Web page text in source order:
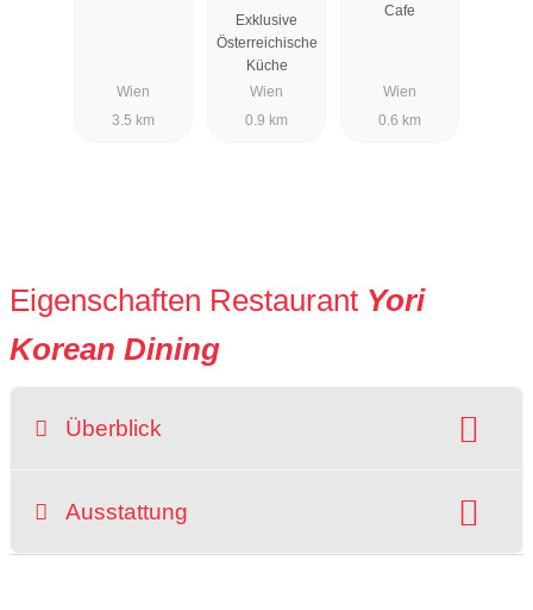
Wien
3.5 km
Exklusive
Österreichische
Küche
Wien
0.9 km
Cafe
Wien
0.6 km
Eigenschaften Restaurant Yori
Korean Dining
Überblick
Ausstattung